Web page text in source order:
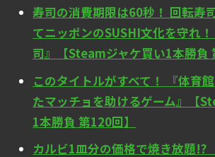
寿司の消費期限は60秒！ 回転寿
てニッポンのSUSHI文化を守れ
司』【Steamジャケ買い1本勝負
このタイトルがすべて！ 『体育
たマッチョを助けるゲーム』【
1本勝負 第120回】
カルビ1皿分の価格で焼き放題!?